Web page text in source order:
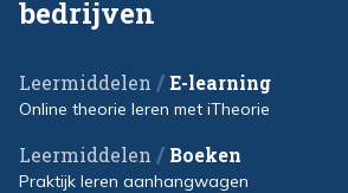
bedrijven
Leermiddelen /E-learning
Online theorie leren met iTheorie
Leermiddelen / Boeken
Praktijk leren aanhangwagen